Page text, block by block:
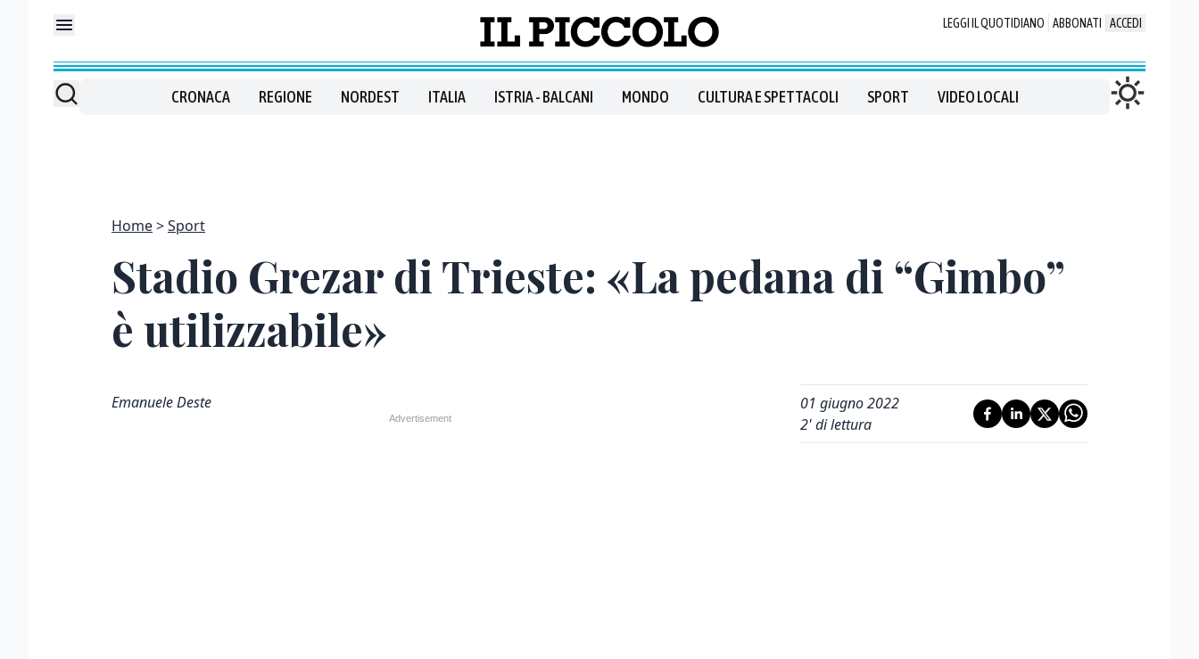
LEGGI IL QUOTIDIANO ABBONATI ACCEDI
CRONACA REGIONE NORDEST ITALIA ISTRIA - BALCANI MONDO CULTURA E SPETTACOLI SPORT VIDEO LOCALI
Home Sport
Stadio Grezar di Trieste: «La pedana di “Gimbo”
è utilizzabile»
Emanuele Deste
01 giugno 2022
2' di lettura